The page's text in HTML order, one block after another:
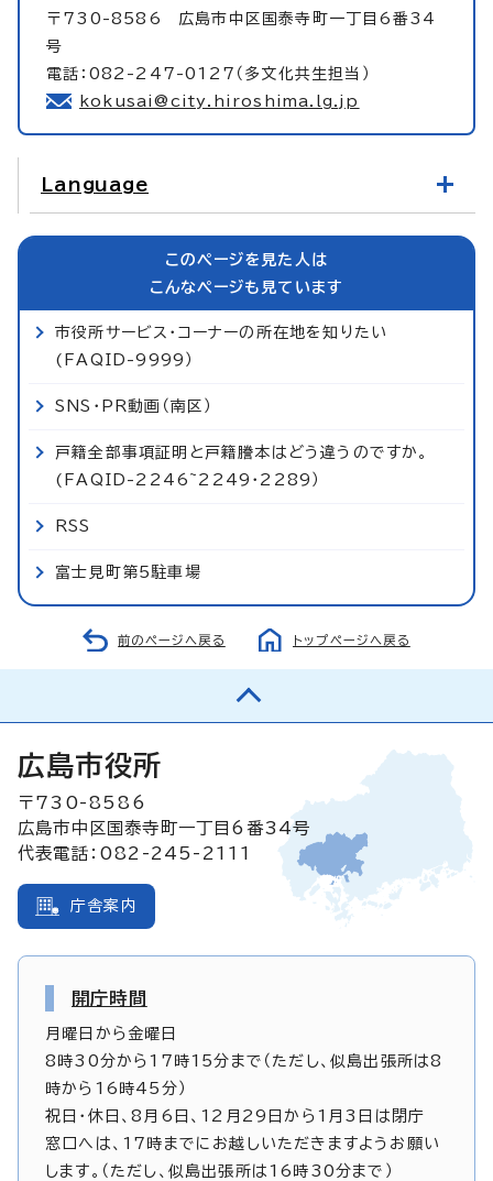
〒730-8586 広島市中区国泰寺町一丁目6番34
号
電話：082-247-0127（多文化共生担当）
kokusai@city.hiroshima.lg.jp
Language
このページを見た人は
こんなページも見ています
市役所サービス・コーナーの所在地を知りたい
(FAQID-9999）
SNS・PR動画（南区）
戸籍全部事項証明と戸籍謄本はどう違うのですか。
(FAQID-2246~2249・2289）
RSS
富士見町第5駐車場
前のページへ戻る トップページへ戻る
広島市役所
〒730-8586
広島市中区国泰寺町一丁目6番34号
代表電話：082-245-2111
庁舎案内
開庁時間
月曜日から金曜日
8時30分から17時15分まで（ただし、似島出張所は8
時から16時45分）
祝日・休日、8月6日、12月29日から1月3日は閉庁
窓口へは、17時までにお越しいただきますようお願い
します。（ただし、似島出張所は16時30分まで）